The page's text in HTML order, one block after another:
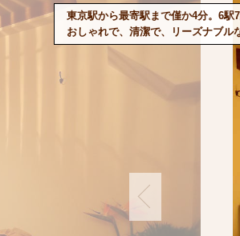
東京駅から最寄駅まで僅か4分。6駅7
おしゃれで、清潔で、リーズナブル